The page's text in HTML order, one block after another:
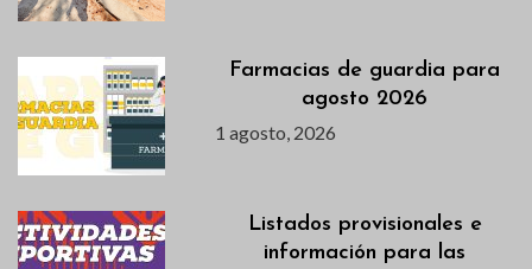
Farmacias de guardia para
agosto 2026
1 agosto, 2026
Listados provisionales e
información para las